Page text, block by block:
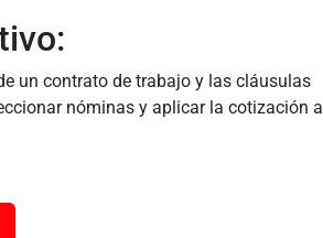
un contrato de trabajo y las cláusulas
nóminas y aplicar la cotización a